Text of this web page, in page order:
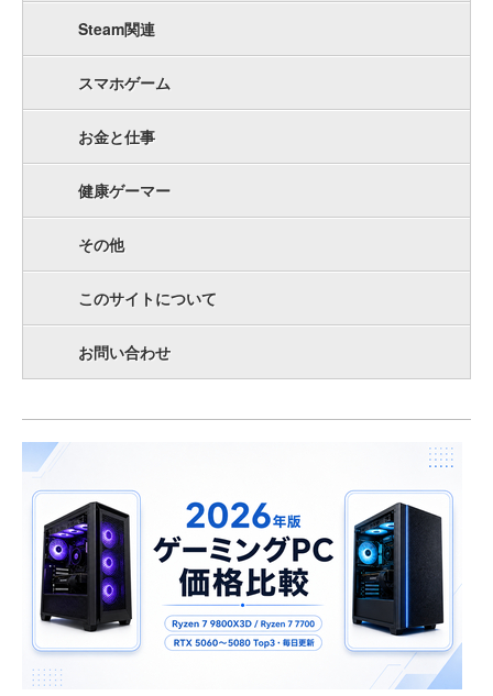
Steam関連
スマホゲーム
お金と仕事
健康ゲーマー
その他
このサイトについて
お問い合わせ